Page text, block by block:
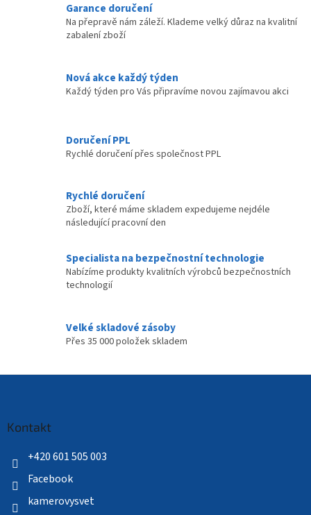
á
d
p
r
ý
u
Garance doručení
Na přepravě nám záleží. Klademe velký důraz na kvalitní
zabalení zboží
Nová akce každý týden
Každý týden pro Vás připravíme novou zajímavou akci
Doručení PPL
Rychlé doručení přes společnost PPL
Rychlé doručení
Zboží, které máme skladem expedujeme nejdéle
následující pracovní den
Specialista na bezpečnostní technologie
Nabízíme produkty kvalitních výrobců bezpečnostních
technologií
Velké skladové zásoby
Přes 35 000 položek skladem
Kontakt
+420 601 505 003
Facebook
kamerovysvet